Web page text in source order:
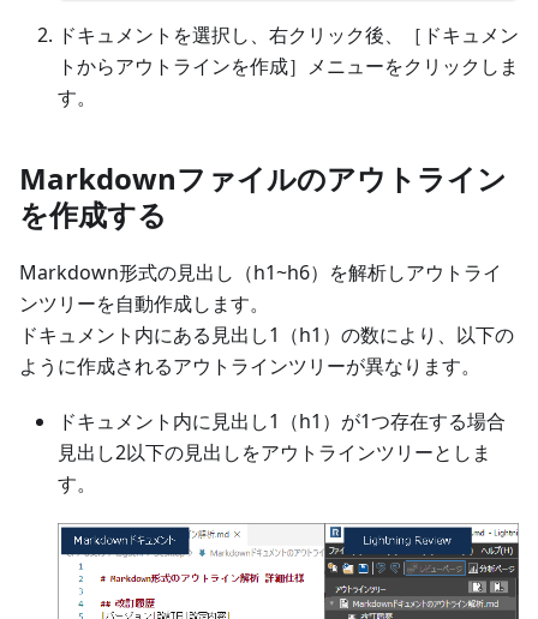
ドキュメントを選択し、右クリック後、［ドキュメン
トからアウトラインを作成］メニューをクリックしま
す。
Markdownファイルのアウトライン
を作成する
Markdown形式の見出し（h1~h6）を解析しアウトライ
ンツリーを自動作成します。
ドキュメント内にある見出し1（h1）の数により、以下の
ように作成されるアウトラインツリーが異なります。
ドキュメント内に見出し1（h1）が1つ存在する場合
見出し2以下の見出しをアウトラインツリーとしま
す。